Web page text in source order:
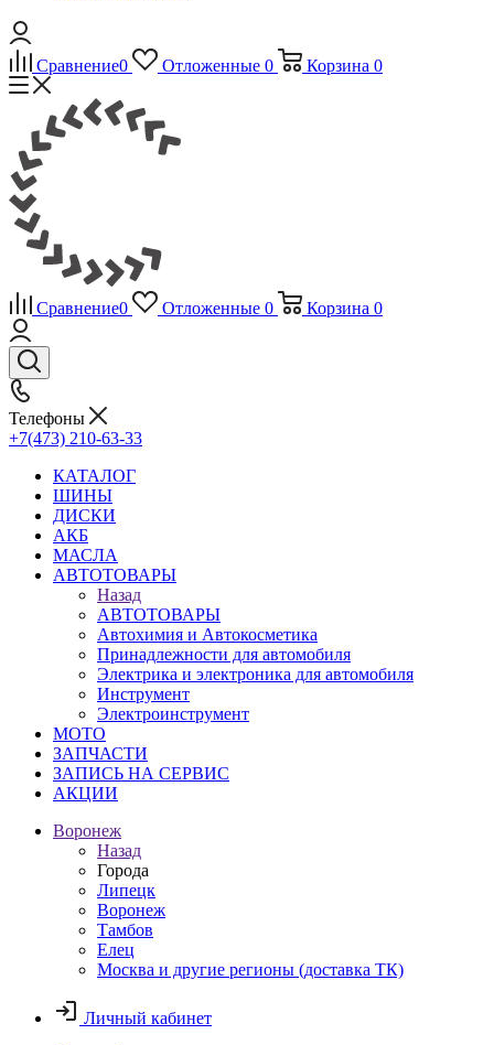
Сравнение0 Отложенные 0 Корзина 0
Сравнение0 Отложенные 0 Корзина 0
Телефоны
+7(473) 210-63-33
КАТАЛОГ
ШИНЫ
ДИСКИ
АКБ
МАСЛА
АВТОТОВАРЫ
Назад
АВТОТОВАРЫ
Автохимия и Автокосметика
Принадлежности для автомобиля
Электрика и электроника для автомобиля
Инструмент
Электроинструмент
МОТО
ЗАПЧАСТИ
ЗАПИСЬ НА СЕРВИС
АКЦИИ
Воронеж
Назад
Города
Липецк
Воронеж
Тамбов
Елец
Москва и другие регионы (доставка ТК)
Личный кабинет